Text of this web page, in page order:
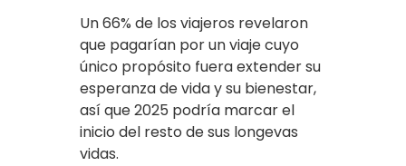
Un 66% de los viajeros revelaron
que pagarían por un viaje cuyo
único propósito fuera extender su
esperanza de vida y su bienestar,
así que 2025 podría marcar el
inicio del resto de sus longevas
vidas.